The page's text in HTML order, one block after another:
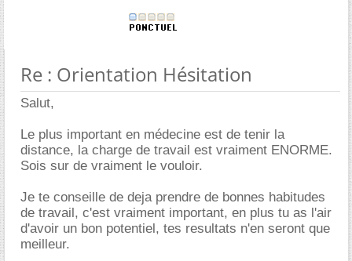
Re : Orientation Hésitation
Salut,
Le plus important en médecine est de tenir la
distance, la charge de travail est vraiment ENORME.
Sois sur de vraiment le vouloir.
Je te conseille de deja prendre de bonnes habitudes
de travail, c'est vraiment important, en plus tu as l'air
d'avoir un bon potentiel, tes resultats n'en seront que
meilleur.